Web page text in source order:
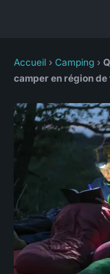
Accueil › Camping ›
camper en région de